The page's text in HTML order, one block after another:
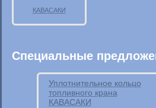
КАВАСАКИ
Специальные
Уплотнительное кольцо
топливного крана
КАВАСАКИ